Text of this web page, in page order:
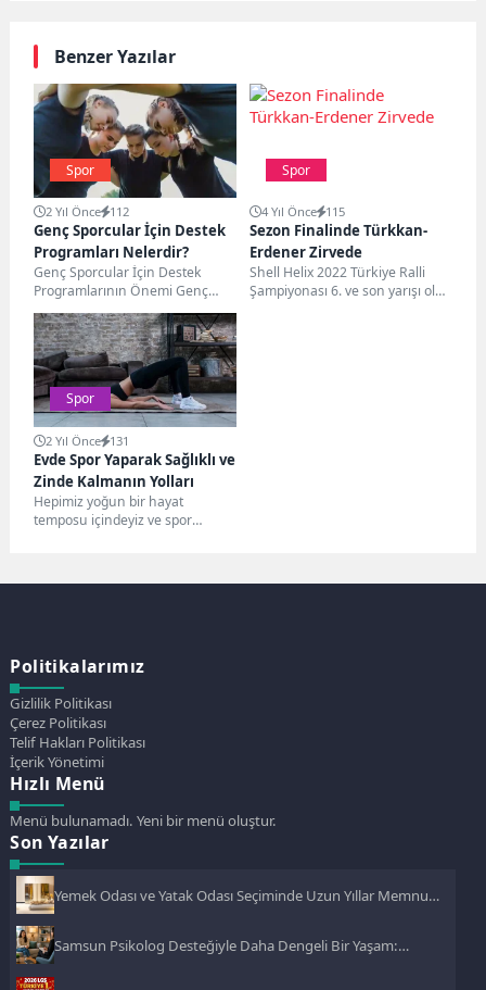
Benzer Yazılar
Spor
2 Yıl Önce 112
Genç Sporcular İçin Destek
Programları Nelerdir?
Genç Sporcular İçin Destek
Programlarının Önemi Genç
sporcular için destek
programları, onların spor
kariyerlerini geliştirmek...
Spor
4 Yıl Önce 115
Sezon Finalinde Türkkan-
Erdener Zirvede
Shell Helix 2022 Türkiye Ralli
Şampiyonası 6. ve son yarışı olan
Spor
2 Yıl Önce 131
Evde Spor Yaparak Sağlıklı ve
Zinde Kalmanın Yolları
Hepimiz yoğun bir hayat
temposu içindeyiz ve spor
Politikalarımız
Gizlilik Politikası
Çerez Politikası
Telif Hakları Politikası
İçerik Yönetimi
Hızlı Menü
Menü bulunamadı. Yeni bir menü oluştur.
Son Yazılar
Yemek Odası ve Yatak Odası Seçiminde Uzun Yıllar Memnun
Samsun Psikolog Desteğiyle Daha Dengeli Bir Yaşam: